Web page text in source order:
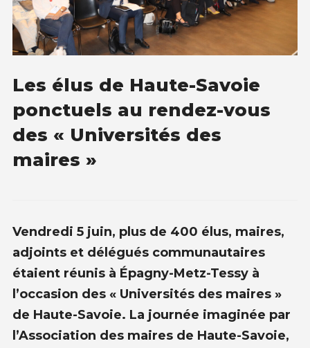
Les élus de Haute-Savoie
ponctuels au rendez-vous
des « Universités des
maires »
Vendredi 5 juin, plus de 400 élus, maires,
adjoints et délégués communautaires
étaient réunis à Épagny-Metz-Tessy à
l’occasion des « Universités des maires »
de Haute-Savoie. La journée imaginée par
l’Association des maires de Haute-Savoie,